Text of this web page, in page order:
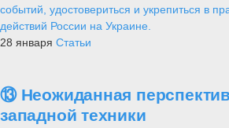
событий, удостовериться и укрепиться в
действий России на Украине.
28 января Статьи
⑬ Неожиданная
западной техники